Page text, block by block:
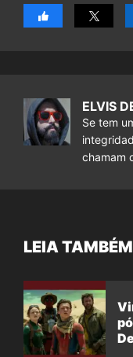
ELVIS
Se tem
chamam
LEIA TAMBÉM